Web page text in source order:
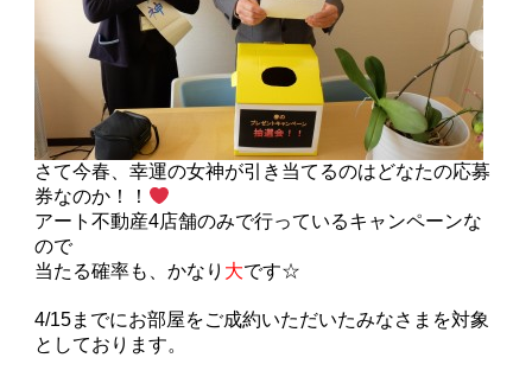
さて今春、幸運の女神が引き当てるのはどなたの応募
券なのか！！
アート不動産4店舗のみで行っているキャンペーンな
ので
当たる確率も、かなり 大です☆
4/15までにお部屋をご成約いただいたみなさまを対象
としております。